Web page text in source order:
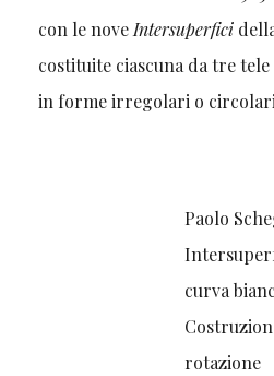
con le nove Intersuperfici
costituite ciascuna da tre
in forme irregolari o
Paolo
curva
rotazione